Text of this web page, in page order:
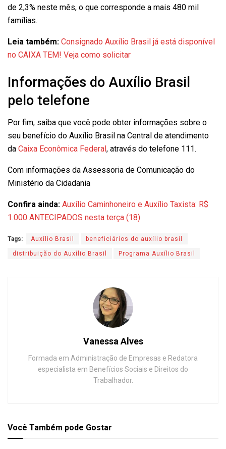
de 2,3% neste mês, o que corresponde a mais 480 mil
famílias.
Leia também: Consignado Auxílio Brasil já está disponível
no CAIXA TEM! Veja como solicitar
Informações do Auxílio Brasil
pelo telefone
Por fim, saiba que você pode obter informações sobre o
seu benefício do Auxílio Brasil na Central de atendimento
da Caixa Econômica Federal , através do telefone 111.
Com informações da Assessoria de Comunicação do
Ministério da Cidadania
Confira ainda: Auxílio Caminhoneiro e Auxílio Taxista: R$
1.000 ANTECIPADOS nesta terça (18)
Tags: Auxílio Brasil beneficiários do auxílio brasil
distribuição do Auxílio Brasil Programa Auxílio Brasil
Vanessa Alves
Formada em Administração de Empresas e Redatora
especialista em Benefícios Sociais e Direitos do
Trabalhador.
Você Também pode Gostar